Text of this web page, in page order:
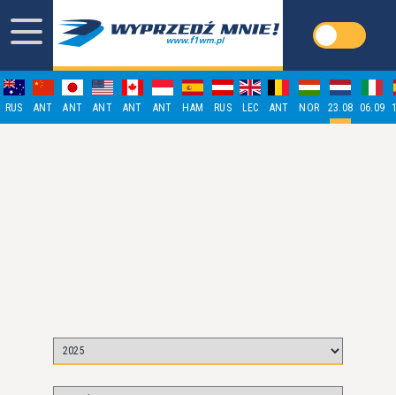
RUS ANT ANT ANT ANT ANT HAM RUS LEC ANT NOR 23.08 06.09